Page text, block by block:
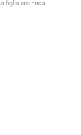
figlia era nuda